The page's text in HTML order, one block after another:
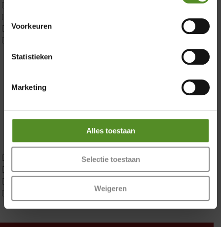
Voorkeuren
Statistieken
Marketing
Alles toestaan
Selectie toestaan
Weigeren
P650 Twijfelaar
Maatvoering
2 personen split
Materiaal
Koudschuim
Traagschuim
Tweepersoons 1 kern
Tweepersoons 1 kern product
Webshop Only Collectie